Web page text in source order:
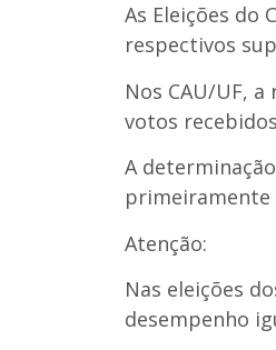
As Eleições do
respectivos
Nos CAU/UF,
votos
A
primeiramente
Atenção:
Nas eleições
desempenho